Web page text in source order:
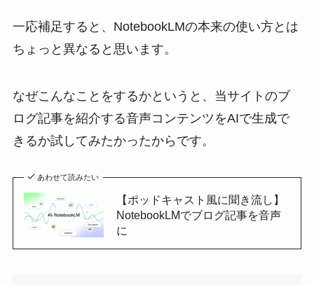
一応補足すると、NotebookLMの本来の使い方とは
ちょっと異なると思います。
なぜこんなことをするかというと、当サイトのブ
ログ記事を紹介する音声コンテンツをAIで生成で
きるか試してみたかったからです。
あわせて読みたい
【ポッドキャスト風に聞き流し】
NotebookLMでブログ記事を音声
に